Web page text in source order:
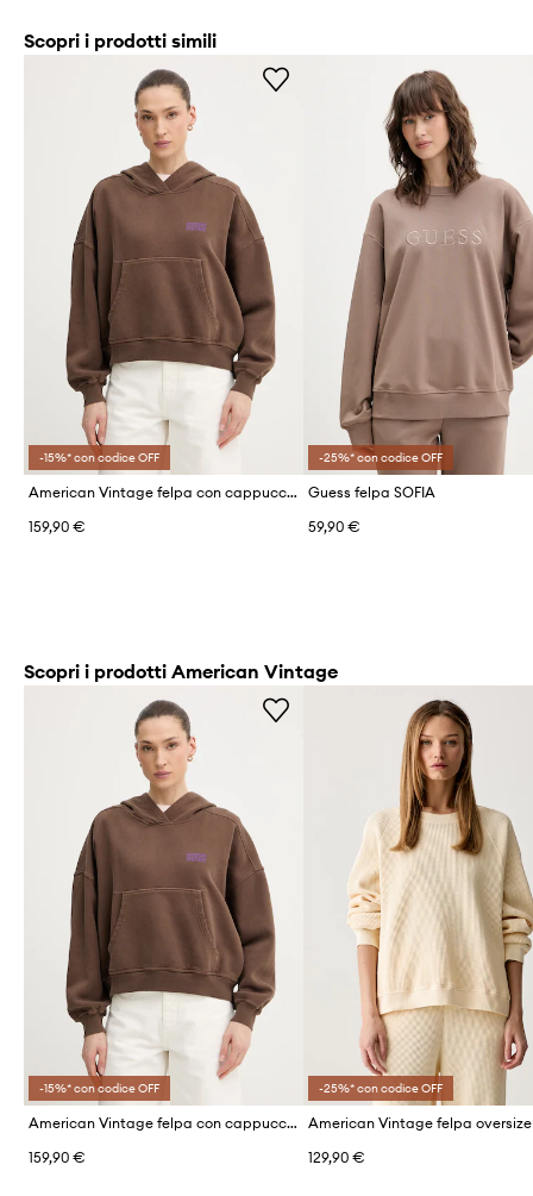
Scopri i prodotti simili
-15%* con codice OFF
American Vintage felpa con cappuccio da donna in cotone
159,90 €
-25%* con codice OFF
Guess felpa SOFIA
59,90 €
Scopri i prodotti American Vintage
-15%* con codice OFF
American Vintage felpa con cappuccio da donna in cotone
159,90 €
-25%* con codice OFF
129,90 €